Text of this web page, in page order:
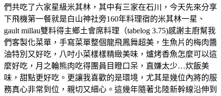
們共吃了六家星級米其林，其中有三家在石川，今天先來分享
下飛機第一餐就是白山神社旁160年料理宿的米其林一星、
gault millau雙料得主鄉土會席料理（tabelog 3.75)感謝主廚幫我
們客製化菜單，手寫菜單整個龍飛鳳舞超美，生魚片的梅肉醬
油特別又好吃，八吋小菜樣樣精緻美味，爐烤香魚怎麼可以這
麼好吃，月之輪熊肉吃得團員目瞪口呆，直嫌太少…炊飯美
味，甜點更好吃。更讓我喜歡的是環境，尤其是幾位內將的服
務真心非常到位，親切又細心。這幾年隨著北陸新幹線沿伸到